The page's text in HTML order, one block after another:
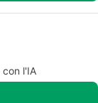
con l'IA